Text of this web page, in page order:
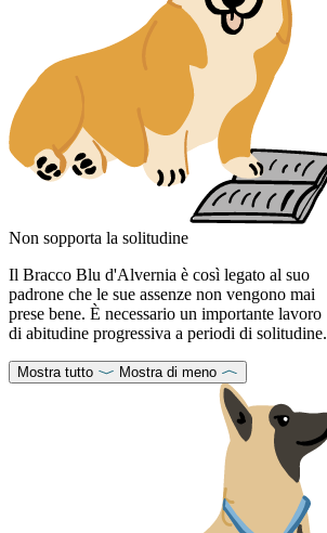
Non sopporta la solitudine
Il Bracco Blu d'Alvernia è così legato al suo
padrone che le sue assenze non vengono mai
prese bene. È necessario un importante lavoro
di abitudine progressiva a periodi di solitudine.
Mostra tutto Mostra di meno